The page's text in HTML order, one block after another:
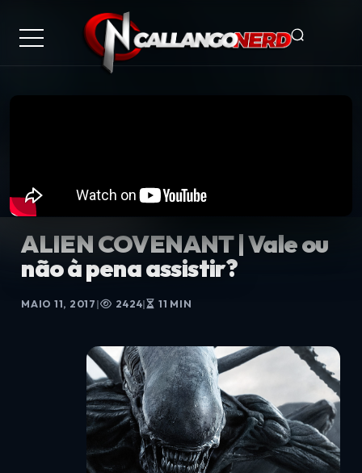
ALIEN COVENANT | Vale ou
não à pena assistir?
MAIO 11, 2017| 2424| 11 MIN